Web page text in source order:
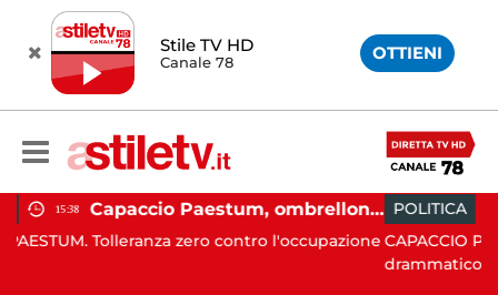
Stile TV HD
Canale 78 OTTIENI
Capaccio Paestum, ombrellone selvaggio: blitz della Municipale, sgomberate tutte le spiagge libere
zero contro l'occupazione
POLITICA 19:43
CAPACCIO PAESTUM. È stato un